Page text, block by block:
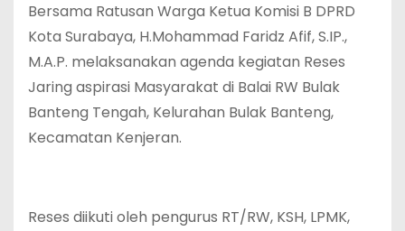
Bersama Ratusan Warga Ketua Komisi B DPRD
Kota Surabaya, H.Mohammad Faridz Afif, S.IP.,
M.A.P. melaksanakan agenda kegiatan Reses
Jaring aspirasi Masyarakat di Balai RW Bulak
Banteng Tengah, Kelurahan Bulak Banteng,
Kecamatan Kenjeran.
Reses diikuti oleh pengurus RT/RW, KSH, LPMK,